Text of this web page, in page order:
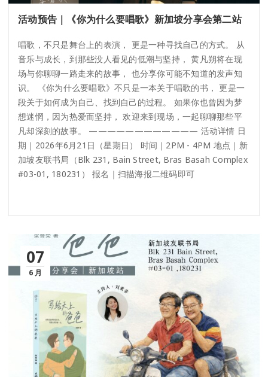
活动预告｜《你为什么要唱歌》新加坡分享会第二站
唱歌，不只是舞台上的表演， 更是一种寻找自己的方式。 从
音乐与成长，到那些没人看见的低潮与坚持， 黄凡朔将在现
场与你聊聊一路走来的故事， 也分享你可能不知道的发声知
识。 《你为什么要唱歌》不只是一本关于唱歌的书， 更是一
段关于如何成为自己、找到自己的过程。 如果你也曾因为梦
想迷惘，因为热爱而坚持， 欢迎来到现场，一起聊聊那些平
凡却深刻的故事。 ———————————— 活动详情 日
期｜2026年6月21日（星期日） 时间｜2PM - 4PM 地点｜新
加坡友联书局（Blk 231, Bain Street, Bras Basah Complex
#03-01, 180231） 报名｜扫描海报二维码即可
07
6 月